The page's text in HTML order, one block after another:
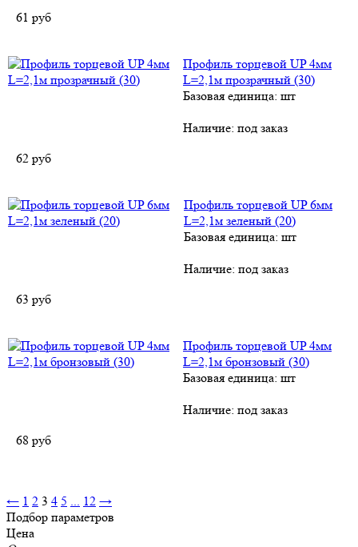
61 руб
Профиль торцевой UP 4мм
L=2,1м прозрачный (30)
Базовая единица: шт
Наличие: под заказ
62 руб
Профиль торцевой UP 6мм
L=2,1м зеленый (20)
Базовая единица: шт
Наличие: под заказ
63 руб
Профиль торцевой UP 4мм
L=2,1м бронзовый (30)
Базовая единица: шт
Наличие: под заказ
68 руб
← 1 2 3 4 5 ... 12 →
Подбор параметров
Цена